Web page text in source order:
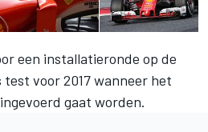
een installatieronde op de
voor 2017 wanneer het
gaat worden.